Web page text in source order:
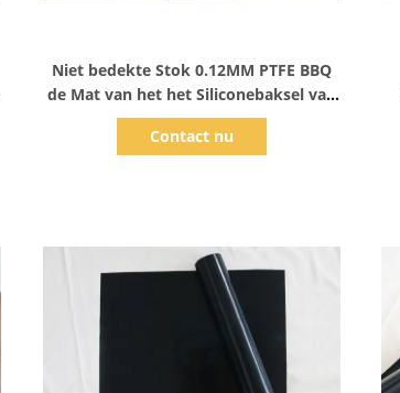
Niet bedekte Stok 0.12MM PTFE BBQ
de Mat van het het Siliconebaksel van
Ovenvoering/33x40cm met een laag
Contact nu